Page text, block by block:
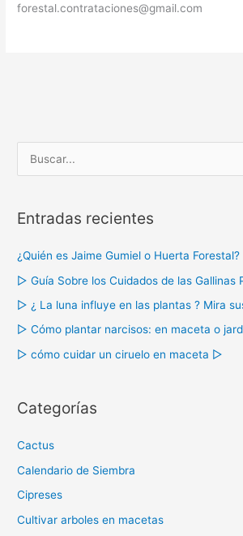
forestal.contrataciones@gmail.com
u
c
r
p
o
r
:
Entradas recientes
¿Quién es Jaime Gumiel o Huerta Forestal?
▷ Guía Sobre los Cuidados de las Gallinas
▷ ¿ La luna influye en las plantas ? Mira
▷ Cómo plantar narcisos: en maceta o
▷ cómo cuidar un ciruelo en maceta ▷
Categorías
Cactus
Calendario de Siembra
Cipreses
Cultivar arboles en macetas